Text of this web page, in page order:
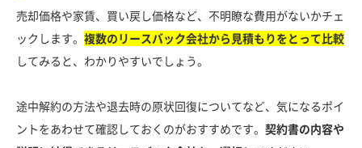
売却価格や家賃、買い戻し価格など、不明瞭な費用がないかチェ
ックします。 複数のリースバック会社から見積もりをとって比較
してみると、わかりやすいでしょう。
途中解約の方法や退去時の原状回復についてなど、気になるポイ
ントをあわせて確認しておくのがおすすめです。 契約書の内容や